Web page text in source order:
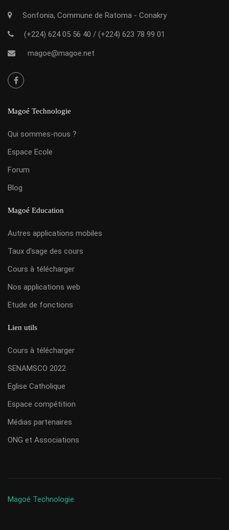
Sonfonia, Commune de Ratoma - Conakry
(+224) 624 05 56 40 / (+224) 623 78 99 01
magoe@magoe.net
Magoé Technologie
Qui sommes-nous ?
Espace Ecole
Forum
Blog
Magoé Education
Autres applications mobiles
Taux d'sage des cours
Cours à télécharger
Nos applications web
Etude de fonctions
Lien utils
Cours à télécharger
SENAMSCO 2022
Eglise Catholique
Espace compétition
Médias partenaires
ONG et Associations
Magoé Technologie.